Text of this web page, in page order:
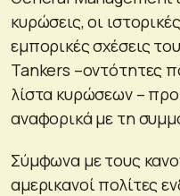
κυρώσεις, οι
εμπορικές σχέσεις
Tankers –οντότητες
λίστα κυρώσεων –
αναφορικά με τη
Σύμφωνα με τους
αμερικανοί πολίτες